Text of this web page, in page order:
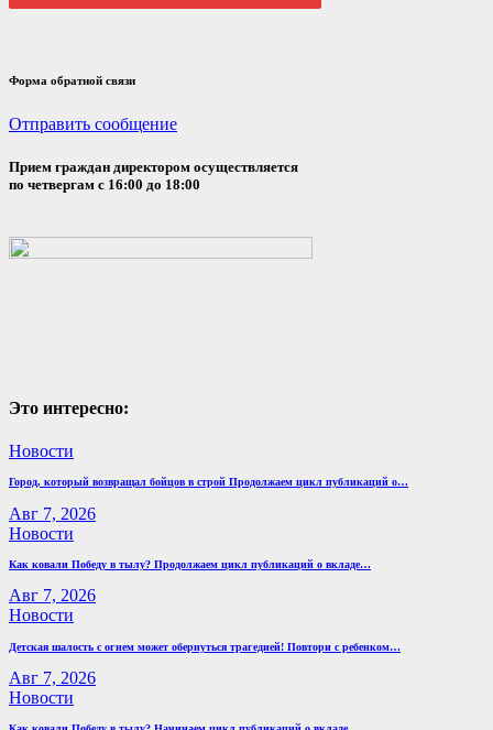
Форма обратной связи
Отправить сообщение
Прием граждан директором осуществляется
по четвергам с 16:00 до 18:00
Это интересно:
Новости
Город, который возвращал бойцов в строй Продолжаем цикл публикаций о…
Авг 7, 2026
Новости
Как ковали Победу в тылу? Продолжаем цикл публикаций о вкладе…
Авг 7, 2026
Новости
Детская шалость с огнем может обернуться трагедией! Повтори с ребенком…
Авг 7, 2026
Новости